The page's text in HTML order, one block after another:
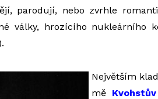
parodují, nebo zvrhle
války, hrozícího nukleárního
Největším
mě